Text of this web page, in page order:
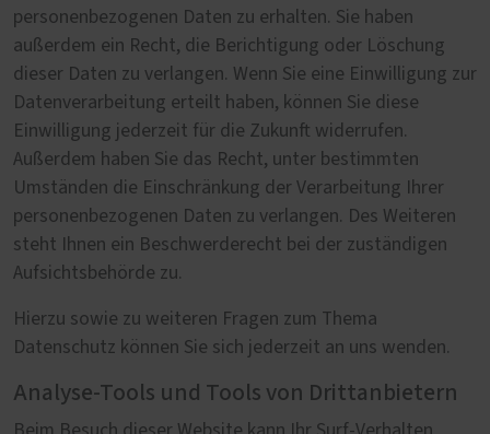
personenbezogenen Daten zu erhalten. Sie haben
außerdem ein Recht, die Berichtigung oder Löschung
dieser Daten zu verlangen. Wenn Sie eine Einwilligung zur
Datenverarbeitung erteilt haben, können Sie diese
Einwilligung jederzeit für die Zukunft widerrufen.
Außerdem haben Sie das Recht, unter bestimmten
Umständen die Einschränkung der Verarbeitung Ihrer
personenbezogenen Daten zu verlangen. Des Weiteren
steht Ihnen ein Beschwerderecht bei der zuständigen
Aufsichtsbehörde zu.
Hierzu sowie zu weiteren Fragen zum Thema
Datenschutz können Sie sich jederzeit an uns wenden.
Analyse-Tools und Tools von Drittanbietern